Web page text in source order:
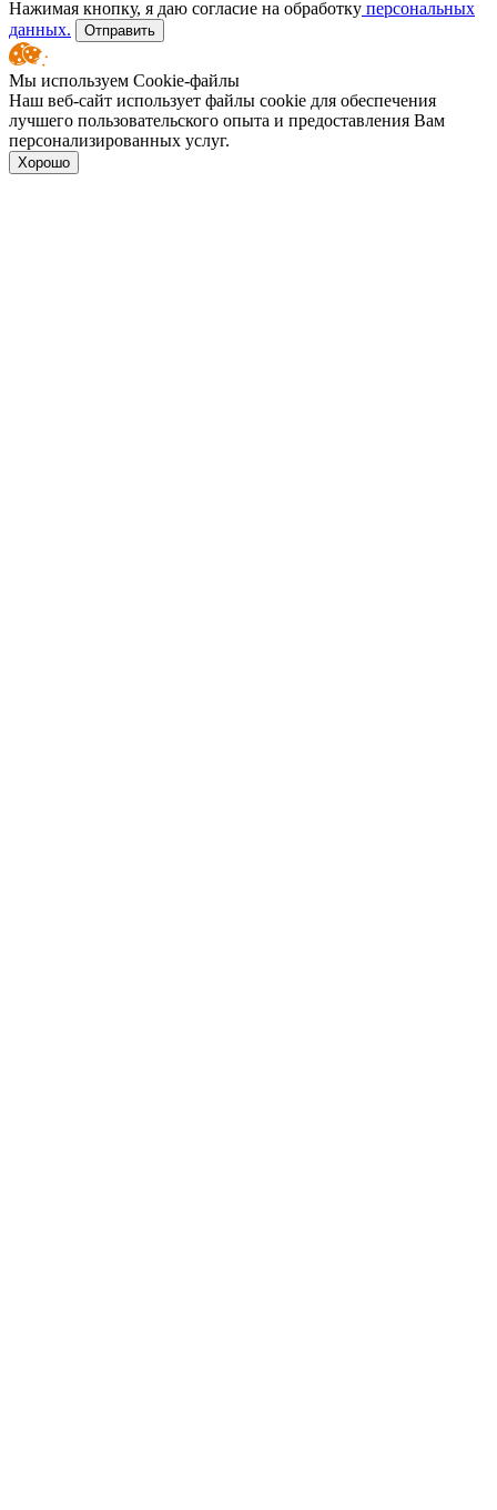
Нажимая кнопку, я даю согласие на обработку персональных
данных.
Отправить
Мы используем Cookie-файлы
Наш веб-сайт использует файлы cookie для обеспечения
лучшего пользовательского опыта и предоставления Вам
персонализированных услуг.
Хорошо